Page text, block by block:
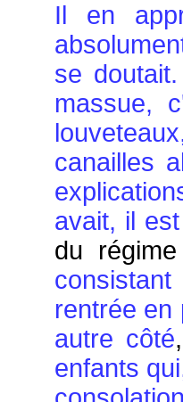
Il en
se
massue,
canailles
avait, il
du
rentrée en
autre côté
enfants